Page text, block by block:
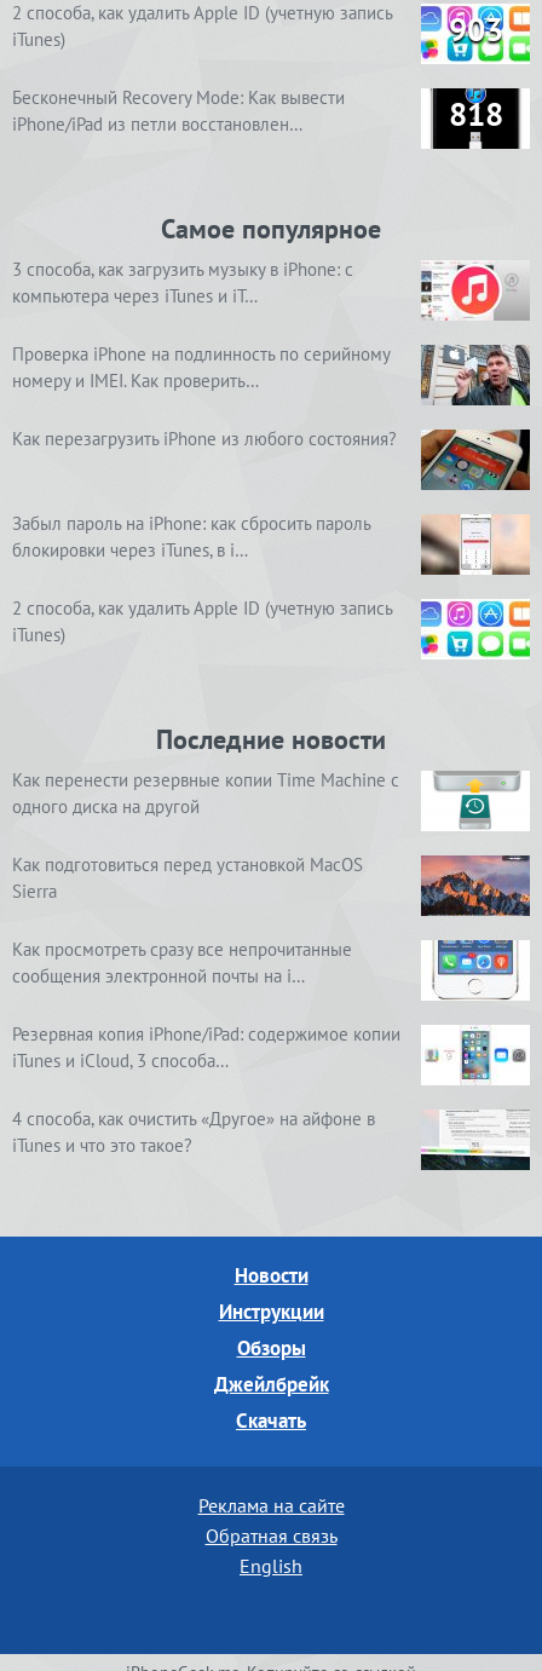
2 способа, как удалить Apple ID (учетную запись
iTunes)
903
Бесконечный Recovery Mode: Как вывести
iPhone/iPad из петли восстановлен…
818
Самое популярное
3 способа, как загрузить музыку в iPhone: с
компьютера через iTunes и iT…
Проверка iPhone на подлинность по серийному
номеру и IMEI. Как проверить…
Как перезагрузить iPhone из любого состояния?
Забыл пароль на iPhone: как сбросить пароль
блокировки через iTunes, в i…
2 способа, как удалить Apple ID (учетную запись
iTunes)
Последние новости
Как перенести резервные копии Time Machine с
одного диска на другой
Как подготовиться перед установкой MacOS
Sierra
Как просмотреть сразу все непрочитанные
сообщения электронной почты на i…
Резервная копия iPhone/iPad: содержимое копии
iTunes и iCloud, 3 способа…
4 способа, как очистить «Другое» на айфоне в
iTunes и что это такое?
Новости
Инструкции
Обзоры
Джейлбрейк
Скачать
Реклама на сайте
Обратная связь
English